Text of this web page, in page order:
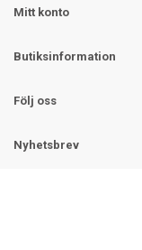
Mitt konto
Butiksinformation
Följ oss
Nyhetsbrev